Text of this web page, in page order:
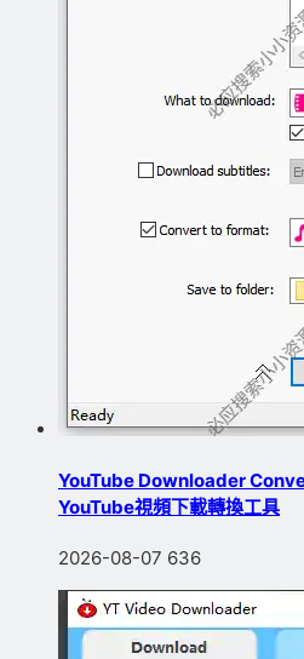
YouTube Downloader
YouTube視頻下載轉換工具
2026-08-07 636